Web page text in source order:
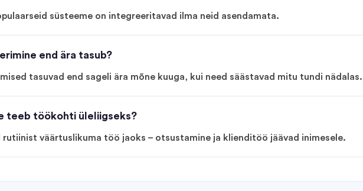
süsteeme on integreeritavad ilma neid asendamata.
end ära tasub?
tasuvad end sageli ära mõne kuuga, kui need säästavad mitu tundi nädalas.
teeb töökohti üleliigseks?
rutiinist väärtuslikuma töö jaoks – otsustamine ja klienditöö jäävad inimesele.